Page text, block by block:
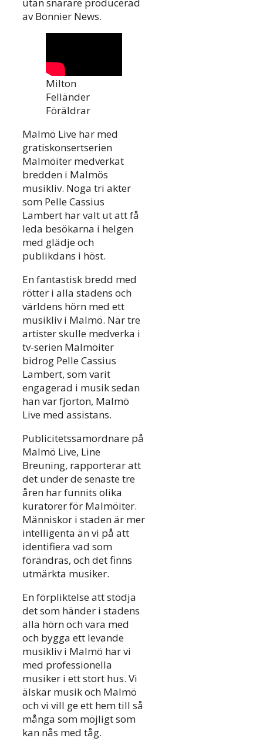
utan snarare producerad
av Bonnier News.
Milton
Felländer
Föräldrar
Malmö Live har med
gratiskonsertserien
Malmöiter medverkat
bredden i Malmös
musikliv. Noga tri akter
som Pelle Cassius
Lambert har valt ut att få
leda besökarna i helgen
med glädje och
publikdans i höst.
En fantastisk bredd med
rötter i alla stadens och
världens hörn med ett
musikliv i Malmö. När tre
artister skulle medverka i
tv-serien Malmöiter
bidrog Pelle Cassius
Lambert, som varit
engagerad i musik sedan
han var fjorton, Malmö
Live med assistans.
Publicitetssamordnare på
Malmö Live, Line
Breuning, rapporterar att
det under de senaste tre
åren har funnits olika
kuratorer för Malmöiter.
Människor i staden är mer
intelligenta än vi på att
identifiera vad som
förändras, och det finns
utmärkta musiker.
En förpliktelse att stödja
det som händer i stadens
alla hörn och vara med
och bygga ett levande
musikliv i Malmö har vi
med professionella
musiker i ett stort hus. Vi
älskar musik och Malmö
och vi vill ge ett hem till så
många som möjligt som
kan nås med tåg.